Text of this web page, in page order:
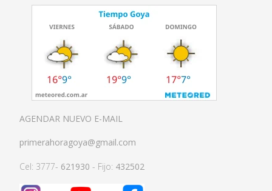
AGENDAR NUEVO E-MAIL
primerahoragoya@gmail.com
Cel: 3777- 621930 - Fijo: 432502